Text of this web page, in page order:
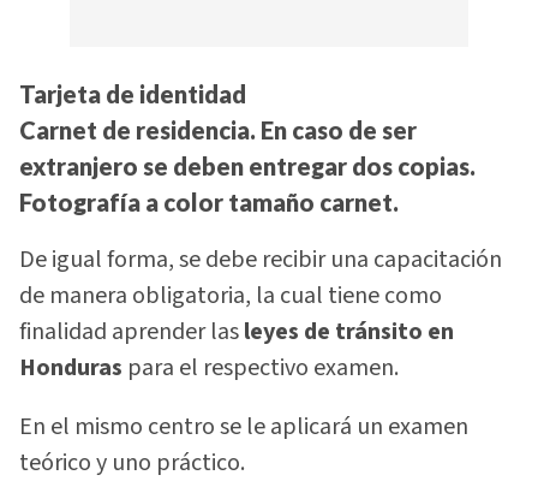
Tarjeta de identidad
Carnet de residencia. En caso de ser
extranjero se deben entregar dos copias.
Fotografía a color tamaño carnet.
De igual forma, se debe recibir una capacitación
de manera obligatoria, la cual tiene como
finalidad aprender lasleyes de tránsito en
Honduras para el respectivo examen.
En el mismo centro se le aplicará un examen
teórico y uno práctico.